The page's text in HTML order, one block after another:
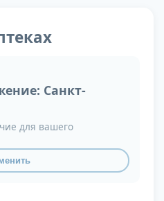
Санкт-
для вашего